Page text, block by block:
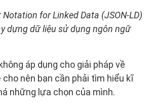
for Linked Data (JSON-LD)
dựng dữ liệu sử dụng ngôn ngữ
áp dụng cho giải pháp về
nên bạn cần phải tìm hiểu kĩ
những lựa chọn của mình.